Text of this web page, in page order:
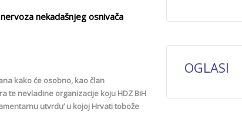
nekadašnjeg osnivača
kako će osobno, kao član
te nevladine organizacije koju HDZ BiH
utvrdu’ u kojoj Hrvati tobože
OGLASI